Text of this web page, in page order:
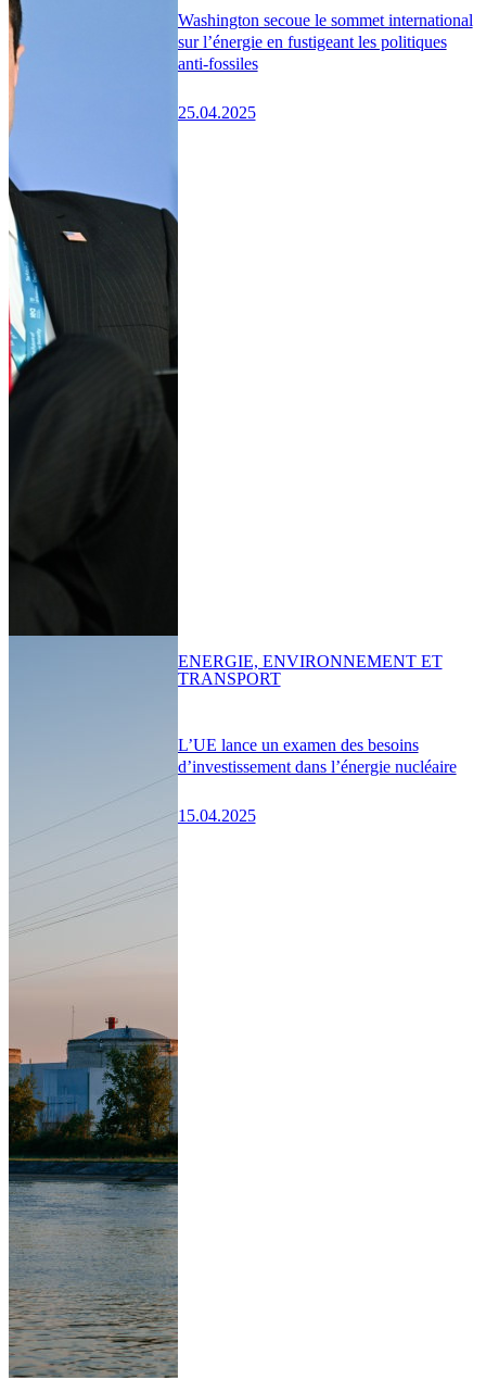
Washington secoue le sommet international
sur l’énergie en fustigeant les politiques
anti-fossiles
25.04.2025
L’UE lance un examen des besoins
d’investissement dans l’énergie nucléaire
15.04.2025
ENERGIE, ENVIRONNEMENT ET
TRANSPORT